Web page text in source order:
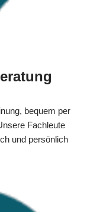
bequem per
Fachleute
und persönlich